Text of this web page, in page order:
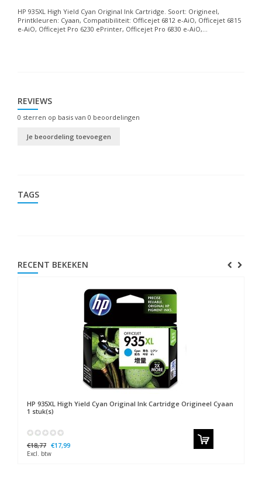
HP 935XL High Yield Cyan Original Ink Cartridge. Soort: Origineel,
Printkleuren: Cyaan, Compatibiliteit: Officejet 6812 e-AiO, Officejet 6815
e-AiO, Officejet Pro 6230 ePrinter, Officejet Pro 6830 e-AiO,...
REVIEWS
0 sterren op basis van 0 beoordelingen
Je beoordeling toevoegen
TAGS
RECENT BEKEKEN
HP 935XL High Yield Cyan Original Ink Cartridge Origineel Cyaan
1 stuk(s)
€18,77 €17,99
Excl. btw